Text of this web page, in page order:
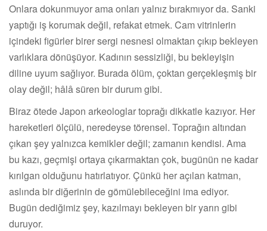
Onlara dokunmuyor ama onları yalnız bırakmıyor da. Sanki
yaptığı iş korumak değil, refakat etmek. Cam vitrinlerin
içindeki figürler birer sergi nesnesi olmaktan çıkıp bekleyen
varlıklara dönüşüyor. Kadının sessizliği, bu bekleyişin
diline uyum sağlıyor. Burada ölüm, çoktan gerçekleşmiş bir
olay değil; hâlâ süren bir durum gibi.
Biraz ötede Japon arkeologlar toprağı dikkatle kazıyor. Her
hareketleri ölçülü, neredeyse törensel. Toprağın altından
çıkan şey yalnızca kemikler değil; zamanın kendisi. Ama
bu kazı, geçmişi ortaya çıkarmaktan çok, bugünün ne kadar
kırılgan olduğunu hatırlatıyor. Çünkü her açılan katman,
aslında bir diğerinin de gömülebileceğini ima ediyor.
Bugün dediğimiz şey, kazılmayı bekleyen bir yarın gibi
duruyor.